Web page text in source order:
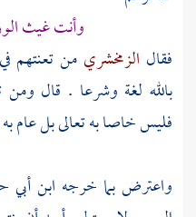
وأنت غيث
فقال الزمخشري من تعنتهم
بالله لغة وشرعا . قال
فليس خاصا به تعالى بل عام به
واعترض بما خرجه ابن أبي